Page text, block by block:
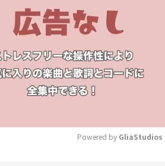
Powered by GliaStudios